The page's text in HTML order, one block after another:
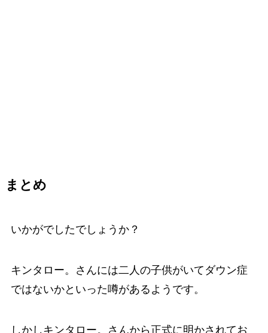
まとめ
いかがでしたでしょうか？
キンタロー。さんには二人の子供がいてダウン症
ではないかといった噂があるようです。
しかしキンタロー。さんから正式に明かされてお